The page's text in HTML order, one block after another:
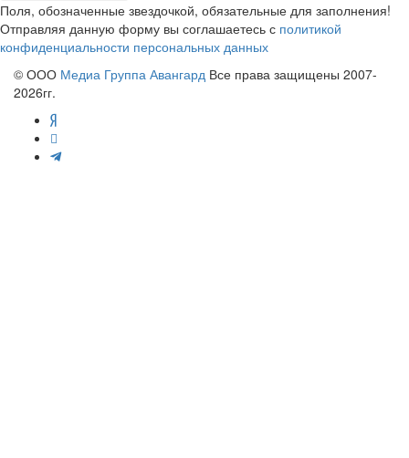
Поля, обозначенные звездочкой, обязательные для заполнения!
Отправляя данную форму вы соглашаетесь с политикой
конфиденциальности персональных данных
© ООО Медиа Группа Авангард Все права защищены 2007-
2026гг.